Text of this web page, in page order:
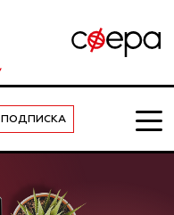
ПОДПИСКА